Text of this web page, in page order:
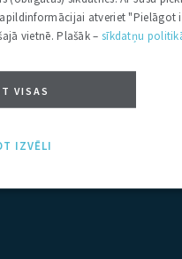
atveriet "Pielāgot
vietnē. Plašāk – sīkdatņu
VISAS
IZVĒLI